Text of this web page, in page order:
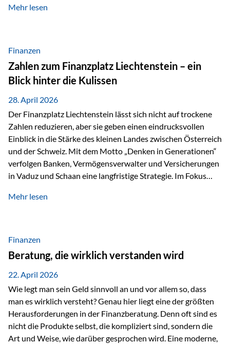
Vorreiter. Warum auf das Thema Produktivität setzen? Die
Wirtschaftswachstum, verändern die Spielregeln für
Investoren. Produktivität adressiert genau diese
Herausforderungen, da wirtschaftliches Wachstum
langfristig durch Produktivitätssteigerung entsteht, also
durch die Fähigkeit von Unternehmen, mehr…
Mehr lesen
Finanzen
Zahlen zum Finanzplatz Liechtenstein – ein
Blick hinter die Kulissen
28. April 2026
Der Finanzplatz Liechtenstein lässt sich nicht auf trockene
Zahlen reduzieren, aber sie geben einen eindrucksvollen
Einblick in die Stärke des kleinen Landes zwischen Österreich
und der Schweiz. Mit dem Motto „Denken in Generationen“
verfolgen Banken, Vermögensverwalter und Versicherungen
in Vaduz und Schaan eine langfristige Strategie. Im Fokus
Marktzugang Liechtenstein hat sich in den letzten Jahren zu
verfügbaren Kennzahlen (Stand Ende 2024, veröffentlicht
2025/2026)…
Mehr lesen
Finanzen
Beratung, die wirklich verstanden wird
22. April 2026
Wie legt man sein Geld sinnvoll an und vor allem so, dass
man es wirklich versteht? Genau hier liegt eine der größten
Herausforderungen in der Finanzberatung. Denn oft sind es
nicht die Produkte selbst, die kompliziert sind, sondern die
Art und Weise, wie darüber gesprochen wird. Eine moderne,